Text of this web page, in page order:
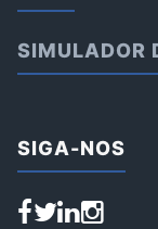
SIMULADOR
SIGA-NOS